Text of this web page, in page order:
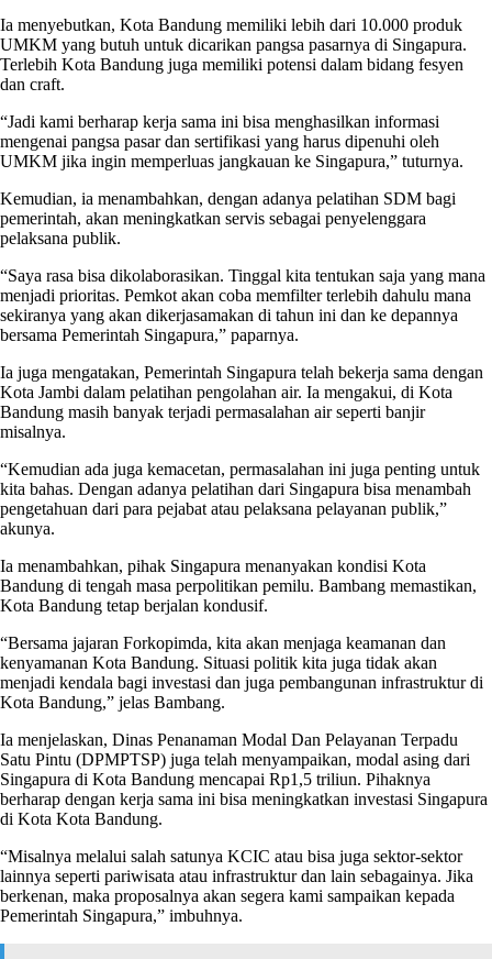
Ia menyebutkan, Kota Bandung memiliki lebih dari 10.000 produk
UMKM yang butuh untuk dicarikan pangsa pasarnya di Singapura.
Terlebih Kota Bandung juga memiliki potensi dalam bidang fesyen
dan craft.
“Jadi kami berharap kerja sama ini bisa menghasilkan informasi
mengenai pangsa pasar dan sertifikasi yang harus dipenuhi oleh
UMKM jika ingin memperluas jangkauan ke Singapura,” tuturnya.
Kemudian, ia menambahkan, dengan adanya pelatihan SDM bagi
pemerintah, akan meningkatkan servis sebagai penyelenggara
pelaksana publik.
“Saya rasa bisa dikolaborasikan. Tinggal kita tentukan saja yang mana
menjadi prioritas. Pemkot akan coba memfilter terlebih dahulu mana
sekiranya yang akan dikerjasamakan di tahun ini dan ke depannya
bersama Pemerintah Singapura,” paparnya.
Ia juga mengatakan, Pemerintah Singapura telah bekerja sama dengan
Kota Jambi dalam pelatihan pengolahan air. Ia mengakui, di Kota
Bandung masih banyak terjadi permasalahan air seperti banjir
misalnya.
“Kemudian ada juga kemacetan, permasalahan ini juga penting untuk
kita bahas. Dengan adanya pelatihan dari Singapura bisa menambah
pengetahuan dari para pejabat atau pelaksana pelayanan publik,”
akunya.
Ia menambahkan, pihak Singapura menanyakan kondisi Kota
Bandung di tengah masa perpolitikan pemilu. Bambang memastikan,
Kota Bandung tetap berjalan kondusif.
“Bersama jajaran Forkopimda, kita akan menjaga keamanan dan
kenyamanan Kota Bandung. Situasi politik kita juga tidak akan
menjadi kendala bagi investasi dan juga pembangunan infrastruktur di
Kota Bandung,” jelas Bambang.
Ia menjelaskan, Dinas Penanaman Modal Dan Pelayanan Terpadu
Satu Pintu (DPMPTSP) juga telah menyampaikan, modal asing dari
Singapura di Kota Bandung mencapai Rp1,5 triliun. Pihaknya
berharap dengan kerja sama ini bisa meningkatkan investasi Singapura
di Kota Kota Bandung.
“Misalnya melalui salah satunya KCIC atau bisa juga sektor-sektor
lainnya seperti pariwisata atau infrastruktur dan lain sebagainya. Jika
berkenan, maka proposalnya akan segera kami sampaikan kepada
Pemerintah Singapura,” imbuhnya.